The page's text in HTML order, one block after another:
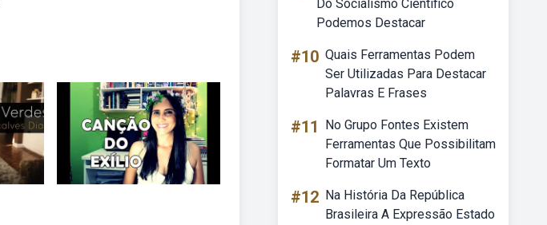
Do Socialismo Científico
Podemos Destacar
#10 Quais Ferramentas Podem
Ser Utilizadas Para Destacar
Palavras E Frases
#11
No Grupo Fontes Existem
Ferramentas Que Possibilitam
Formatar Um Texto
#12 Na História Da República
Brasileira A Expressão Estado